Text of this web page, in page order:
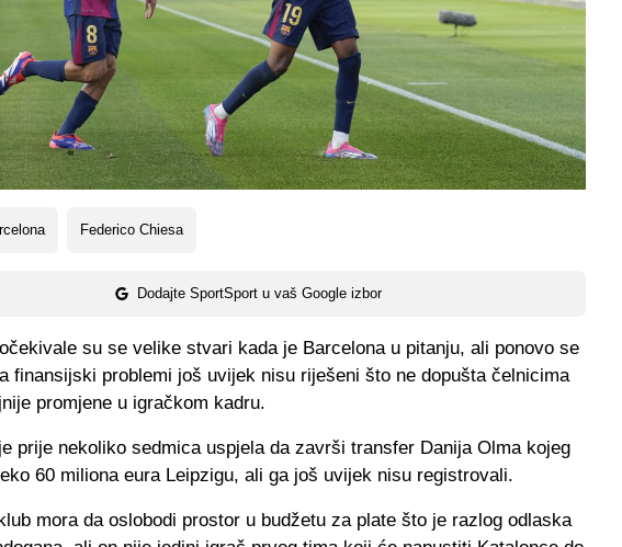
Federico Chiesa
Dodajte SportSport u vaš Google izbor
su se velike stvari kada je Barcelona u pitanju, ali ponovo se
finansijski problemi još uvijek nisu riješeni što ne dopušta čelnicima
promjene u igračkom kadru.
prije nekoliko sedmica uspjela da završi transfer Danija Olma kojeg
60 miliona eura Leipzigu, ali ga još uvijek nisu registrovali.
mora da oslobodi prostor u budžetu za plate što je razlog odlaska